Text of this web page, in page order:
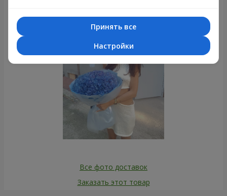
Все фото доставок
Заказать этот товар
Принять все
Настройки